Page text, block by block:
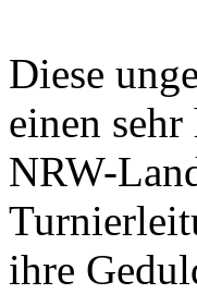
Diese
einen
NRW-
ihre